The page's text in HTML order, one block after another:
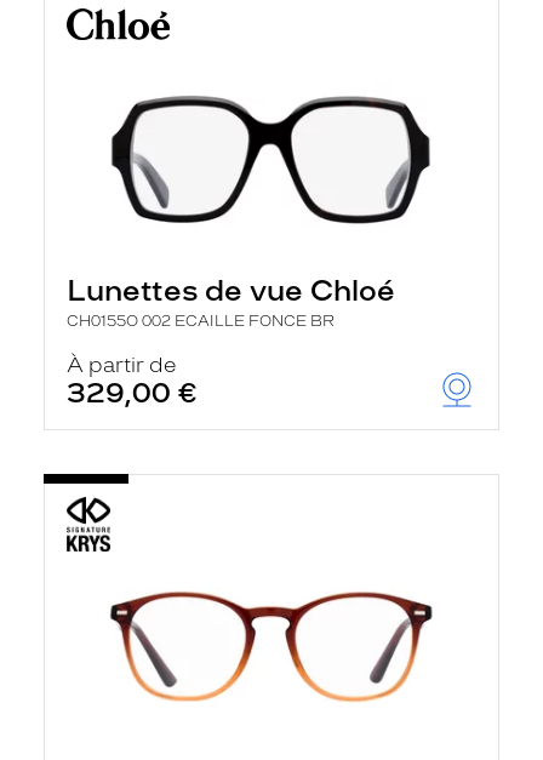
Lunettes de vue Chloé
CH0155O 002 ECAILLE FONCE BR
À partir de
329,00 €